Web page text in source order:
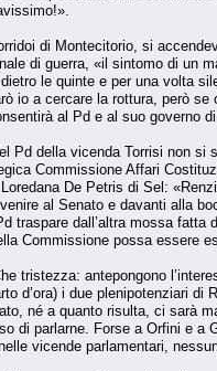
di Montecitorio, si
di guerra, «il sintomo di un
le quinte e per una volta
io a cercare la rottura, però
al Pd e al suo governo
Pd della vicenda Torrisi non
Commissione Affari
De Petris di Sel:
al Senato e davanti alla
traspare dall’altra mossa
Commissione possa essere
tristezza: antepongono
d’ora) i due plenipotenziari
né a quanto risulta, ci sarà
di parlarne. Forse a Orfini e
vicende parlamentari,